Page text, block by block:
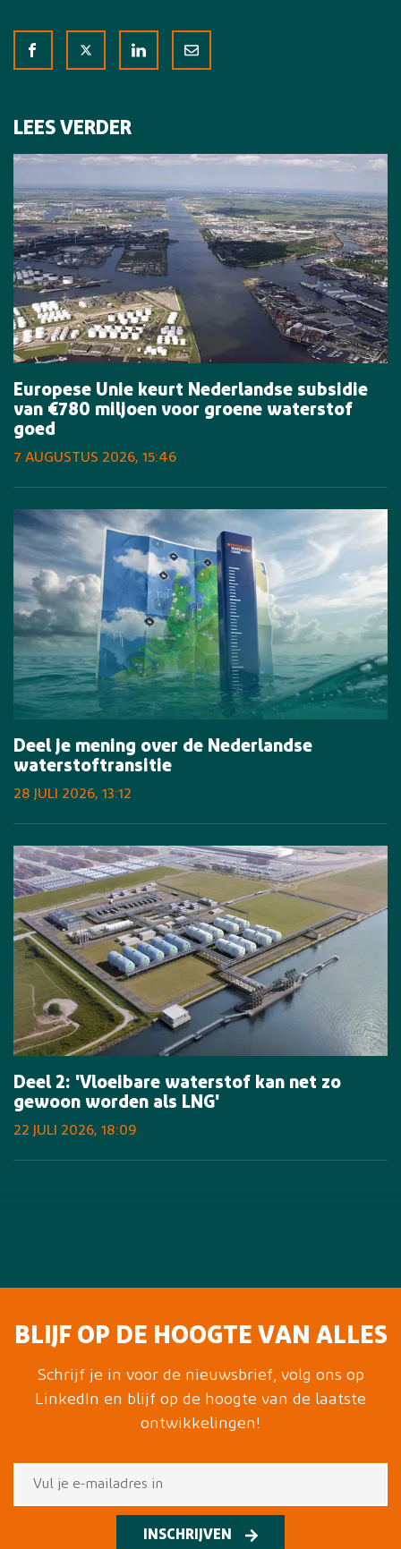
LEES VERDER
Europese Unie keurt Nederlandse subsidie
van €780 miljoen voor groene waterstof
goed
7 AUGUSTUS 2026, 15:46
Deel je mening over de Nederlandse
waterstoftransitie
28 JULI 2026, 13:12
Deel 2: 'Vloeibare waterstof kan net zo
gewoon worden als LNG'
22 JULI 2026, 18:09
BLIJF OP DE HOOGTE VAN ALLES
Schrijf je in voor de nieuwsbrief, volg ons op
LinkedIn en blijf op de hoogte van de laatste
ontwikkelingen!
INSCHRIJVEN